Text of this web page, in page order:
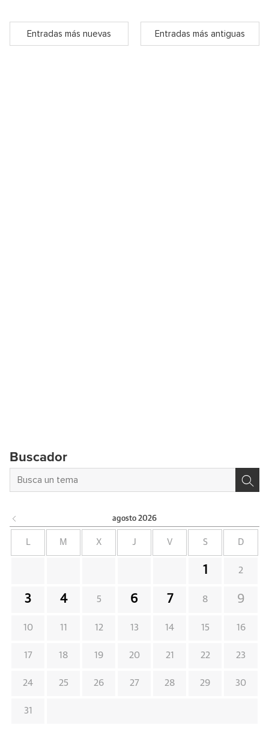
Entradas más nuevas Entradas más antiguas
Buscador
agosto 2026
L M X J V S D
1 2
3 4 5 6 7 8 9
10 11 12 13 14 15 16
17 18 19 20 21 22 23
24 25 26 27 28 29 30
31